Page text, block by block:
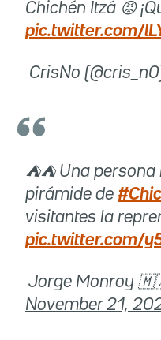
Chichén Itzá 😡
pic.twitter.com/
 CrisNo
⛺⛺ Una
pirámide de
visitantes la
pic.twitter.com/
 Jorge Monroy
November 21,